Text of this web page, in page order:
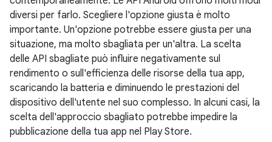
diversi per farlo. Scegliere l'opzione giusta è molto
importante. Un'opzione potrebbe essere giusta per una
situazione, ma molto sbagliata per un'altra. La scelta
delle API sbagliate può influire negativamente sul
rendimento o sull'efficienza delle risorse della tua app,
scaricando la batteria e diminuendo le prestazioni del
dispositivo dell'utente nel suo complesso. In alcuni casi, la
scelta dell'approccio sbagliato potrebbe impedire la
pubblicazione della tua app nel Play Store.